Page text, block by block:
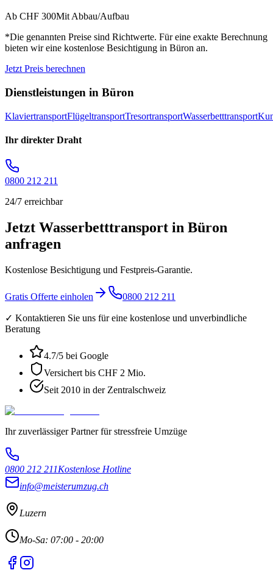
Ab CHF 300Mit Abbau/Aufbau
*Die genannten Preise sind Richtwerte. Für eine exakte Berechnung
bieten wir eine kostenlose Besichtigung in Büron an.
Jetzt Preis berechnen
Dienstleistungen in Büron
KlaviertransportFlügeltransportTresortransportWasserbetttransport
Ihr direkter Draht
0800 212 211
24/7 erreichbar
Jetzt Wasserbetttransport in Büron
anfragen
Kostenlose Besichtigung und Festpreis-Garantie.
Gratis Offerte einholen 0800 212 211
✓ Kontaktieren Sie uns für eine kostenlose und unverbindliche
Beratung
4.7/5 bei Google
Versichert bis CHF 2 Mio.
Seit 2010 in der Zentralschweiz
Ihr zuverlässiger Partner für stressfreie Umzüge
0800 212 211Kostenlose Hotline
info@meisterumzug.ch
Luzern
Mo-Sa: 07:00 - 20:00